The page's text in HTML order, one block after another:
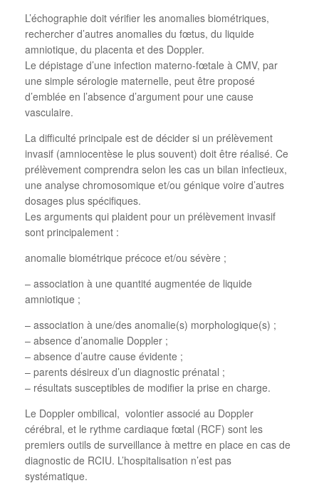
L’échographie doit vérifier les anomalies biométriques,
rechercher d’autres anomalies du fœtus, du liquide
amniotique, du placenta et des Doppler.
Le dépistage d’une infection materno-fœtale à CMV, par
une simple sérologie maternelle, peut être proposé
d’emblée en l’absence d’argument pour une cause
vasculaire.
La difficulté principale est de décider si un prélèvement
invasif (amniocentèse le plus souvent) doit être réalisé. Ce
prélèvement comprendra selon les cas un bilan infectieux,
une analyse chromosomique et/ou génique voire d’autres
dosages plus spécifiques.
Les arguments qui plaident pour un prélèvement invasif
sont principalement :
anomalie biométrique précoce et/ou sévère ;
– association à une quantité augmentée de liquide
amniotique ;
– association à une/des anomalie(s) morphologique(s) ;
– absence d’anomalie Doppler ;
– absence d’autre cause évidente ;
– parents désireux d’un diagnostic prénatal ;
– résultats susceptibles de modifier la prise en charge.
Le Doppler ombilical, volontier associé au Doppler
cérébral, et le rythme cardiaque fœtal (RCF) sont les
premiers outils de surveillance à mettre en place en cas de
diagnostic de RCIU. L’hospitalisation n’est pas
systématique.